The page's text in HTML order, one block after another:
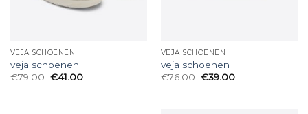
VEJA SCHOENEN
veja schoenen
€79.00 €41.00
VEJA SCHOENEN
veja schoenen
€76.00 €39.00